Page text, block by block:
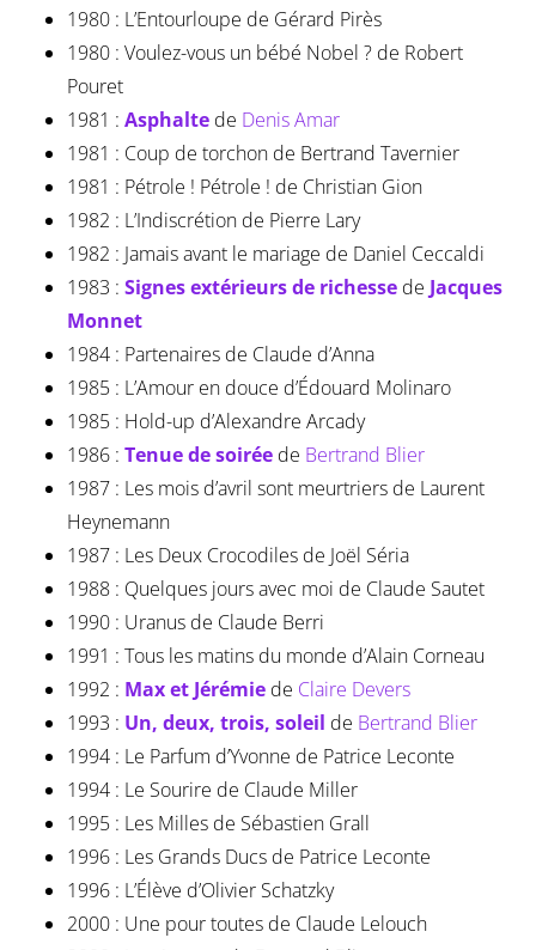
1980 : L’Entourloupe de Gérard Pirès
1980 : Voulez-vous un bébé Nobel ? de Robert
Pouret
1981 : Asphaltede Denis Amar
1981 : Coup de torchon de Bertrand Tavernier
1981 : Pétrole ! Pétrole ! de Christian Gion
1982 : L’Indiscrétion de Pierre Lary
1982 : Jamais avant le mariage de Daniel Ceccaldi
1983 : Signes extérieurs de richessede Jacques
Monnet
1984 : Partenaires de Claude d’Anna
1985 : L’Amour en douce d’Édouard Molinaro
1985 : Hold-up d’Alexandre Arcady
1986 : Tenue de soiréede Bertrand Blier
1987 : Les mois d’avril sont meurtriers de Laurent
Heynemann
1987 : Les Deux Crocodiles de Joël Séria
1988 : Quelques jours avec moi de Claude Sautet
1990 : Uranus de Claude Berri
1991 : Tous les matins du monde d’Alain Corneau
1992 : Max et Jérémiede Claire Devers
1993 : Un, deux, trois, soleil de Bertrand Blier
1994 : Le Parfum d’Yvonne de Patrice Leconte
1994 : Le Sourire de Claude Miller
1995 : Les Milles de Sébastien Grall
1996 : Les Grands Ducs de Patrice Leconte
1996 : L’Élève d’Olivier Schatzky
2000 : Une pour toutes de Claude Lelouch